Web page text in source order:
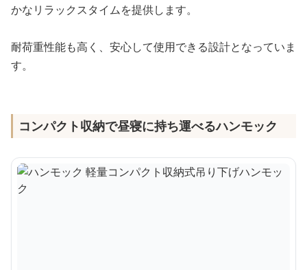
かなリラックスタイムを提供します。
耐荷重性能も高く、安心して使用できる設計となっていま
す。
コンパクト収納で昼寝に持ち運べるハンモック